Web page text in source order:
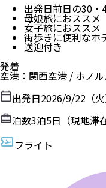
出発日前日の30
母娘旅におススメ
女子旅におススメ
街歩きに便利なホ
送迎付き
発着
空港 ： 関西空港 / ホノ
出発日2026/9/22（火
泊数3泊5日（現地滞
フライト